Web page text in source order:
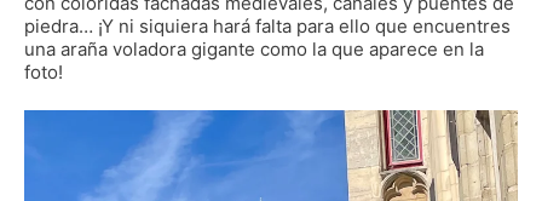
piedra… ¡Y ni siquiera hará falta para ello que encuentres
una araña voladora gigante como la que aparece en la
foto!